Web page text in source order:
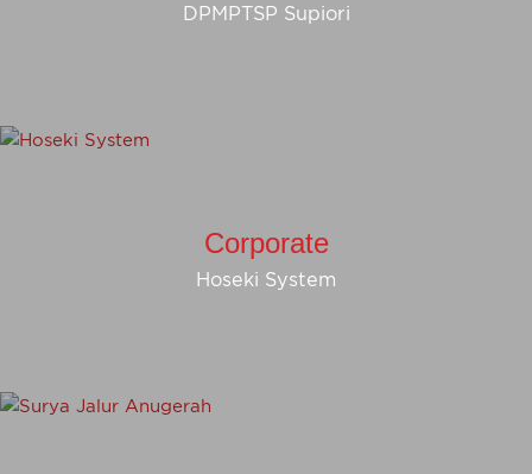
DPMPTSP Supiori
Corporate
Hoseki System